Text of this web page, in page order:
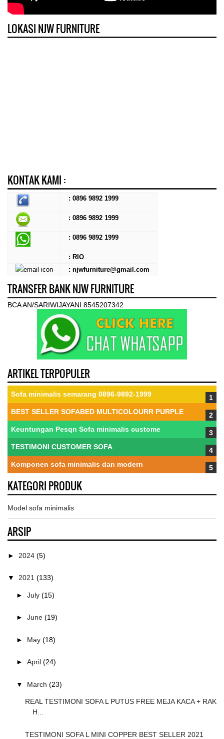
LOKASI NJW FURNITURE
KONTAK KAMI :
: 0896 9892 1999
: 0896 9892 1999
: 0896 9892 1999
: RIO
: njwfurniture@gmail.com
TRANSFER BANK NJW FURNITURE
BCA AN/SARIWIJAYANI 8545207342
ARTIKEL TERPOPULER
Sofa minimalis semarang 0896-9892-1999
BEST SELLER SOFABED MULTICOLOURR PURPLE
Keuntungan Pesqn Sofa minimalis custome
TESTIMONI CUSTOMER SOFA
Komponen sofa minimalis dan modern
KATEGORI PRODUK
Model sofa minimalis
ARSIP
► 2024 (5)
▼ 2021 (133)
► July (15)
► June (19)
► May (18)
► April (24)
▼ March (23)
REAL TESTIMONI SOFA L PUTUS FREE MEJA KACA + RAK
H...
TESTIMONI SOFA L MINI COPPER BEST SELLER 2021